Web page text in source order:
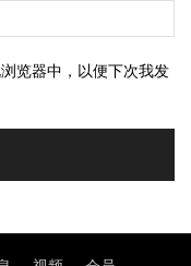
览器中，以便下次我发